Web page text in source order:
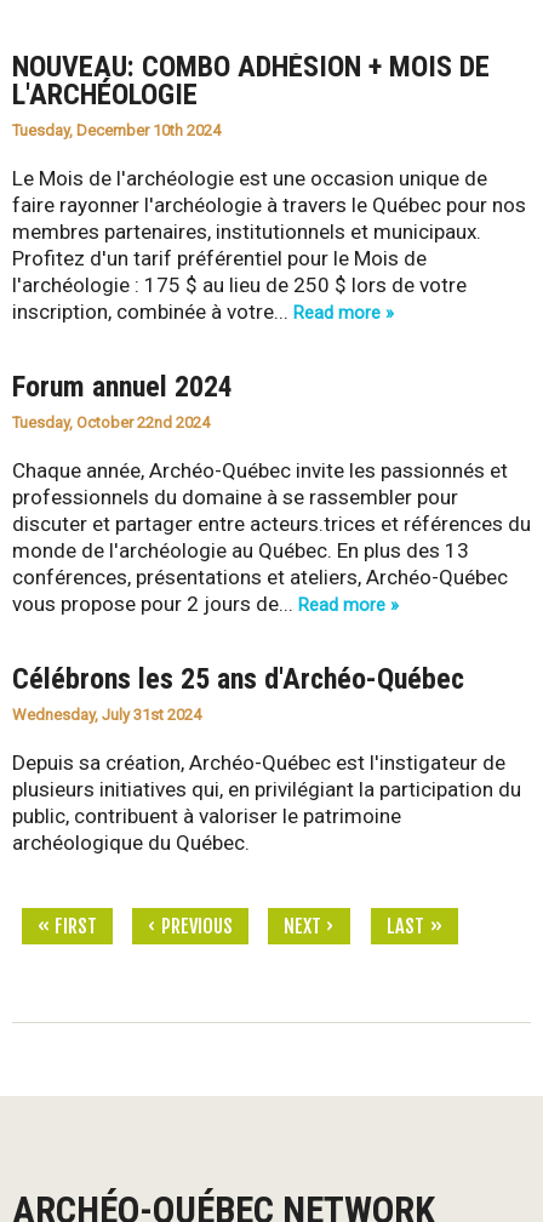
NOUVEAU: COMBO ADHÉSION + MOIS DE
L'ARCHÉOLOGIE
Tuesday, December 10th 2024
Le Mois de l'archéologie est une occasion unique de
faire rayonner l'archéologie à travers le Québec pour nos
membres partenaires, institutionnels et municipaux.
Profitez d'un tarif préférentiel pour le Mois de
l'archéologie : 175 $ au lieu de 250 $ lors de votre
inscription, combinée à votre... Read more »
Forum annuel 2024
Tuesday, October 22nd 2024
Chaque année, Archéo-Québec invite les passionnés et
professionnels du domaine à se rassembler pour
discuter et partager entre acteurs.trices et références du
monde de l'archéologie au Québec. En plus des 13
conférences, présentations et ateliers, Archéo-Québec
vous propose pour 2 jours de... Read more »
Célébrons les 25 ans d'Archéo-Québec
Wednesday, July 31st 2024
Depuis sa création, Archéo-Québec est l'instigateur de
plusieurs initiatives qui, en privilégiant la participation du
public, contribuent à valoriser le patrimoine
archéologique du Québec.
P
« FIRST ‹ PREVIOUS NEXT › LAST »
ARCHÉO-QUÉBEC NETWORK